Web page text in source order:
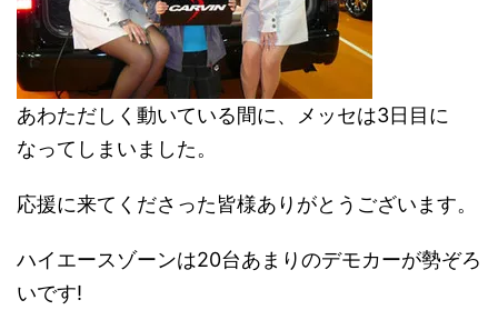
あわただしく動いている間に、メッセは3日目に
なってしまいました。
応援に来てくださった皆様ありがとうございます。
ハイエースゾーンは20台あまりのデモカーが勢ぞろ
いです!